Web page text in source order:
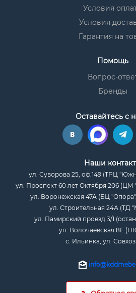
Условия
Условия
Гарантия на
Помощь
Вопрос-
Бренды
Оставайтесь с
Наши
ул. Суворова 25, оф.149 (ТРЦ
ул. Проспект 60 лет Октября 206 (ЦМ
ул. Воронежская 47А (БЦ
ул. Строительная 24А (ТД
ул. Памирский проезд 3/1
ул. Волочаевская 8Е
с. Ильинка, ул.